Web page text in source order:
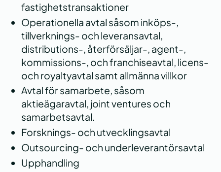
fastighetstransaktioner
Operationella avtal såsom inköps-,
tillverknings- och leveransavtal,
distributions-, återförsäljar-, agent-,
kommissions-, och franchiseavtal, licens-
och royaltyavtal samt allmänna villkor
Avtal för samarbete, såsom
aktieägaravtal, joint ventures och
samarbetsavtal.
Forsknings- och utvecklingsavtal
Outsourcing- och underleverantörsavtal
Upphandling